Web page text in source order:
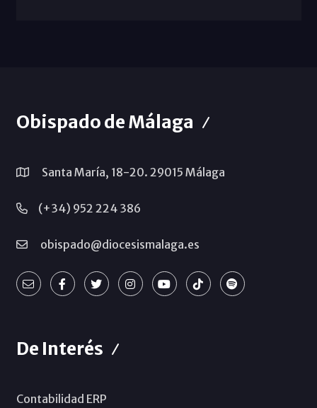
Obispado de Málaga
Santa María, 18-20. 29015 Málaga
(+34) 952 224 386
obispado@diocesismalaga.es
De Interés
Contabilidad ERP